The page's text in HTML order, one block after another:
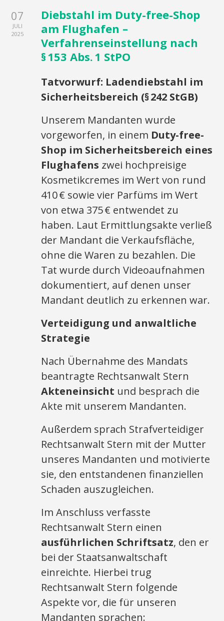
07
JULI
2025
Diebstahl im Duty-free-Shop
am Flughafen –
Verfahrenseinstellung nach
§ 153 Abs. 1 StPO
Tatvorwurf: Ladendiebstahl im
Sicherheitsbereich (§ 242 StGB)
Unserem Mandanten wurde
vorgeworfen, in einem Duty-free-
Shop im Sicherheitsbereich eines
Flughafens zwei hochpreisige
Kosmetikcremes im Wert von rund
410 € sowie vier Parfüms im Wert
von etwa 375 € entwendet zu
haben. Laut Ermittlungsakte verließ
der Mandant die Verkaufsfläche,
ohne die Waren zu bezahlen. Die
Tat wurde durch Videoaufnahmen
dokumentiert, auf denen unser
Mandant deutlich zu erkennen war.
Verteidigung und anwaltliche
Strategie
Nach Übernahme des Mandats
beantragte Rechtsanwalt Stern
Akteneinsicht und besprach die
Akte mit unserem Mandanten.
Außerdem sprach Strafverteidiger
Rechtsanwalt Stern mit der Mutter
unseres Mandanten und motivierte
sie, den entstandenen finanziellen
Schaden auszugleichen.
Im Anschluss verfasste
Rechtsanwalt Stern einen
ausführlichen Schriftsatz, den er
bei der Staatsanwaltschaft
einreichte. Hierbei trug
Rechtsanwalt Stern folgende
Aspekte vor, die für unseren
Mandanten sprachen: